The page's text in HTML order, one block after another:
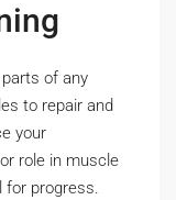
of any
to repair and
your
role in muscle
for progress.